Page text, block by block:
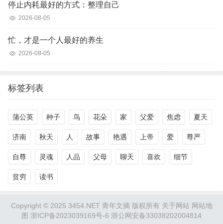
停止内耗最好的方式：整理自己
2026-08-05
忙，才是一个人最好的养生
2026-08-05
标签列表
蒲公英 种子 鸟 花朵 家 父爱 焦虑 夏天
济南 秋天 人 故事 艳遇 上帝 爱 尊严
自尊 灵魂 人品 父母 聊天 喜欢 细节
贫穷 读书
Copyright © 2025 3454.NET 青年文摘 版权所有 关于网站 网站地
图 浙ICP备2023039169号-6 浙公网安备33038202004814